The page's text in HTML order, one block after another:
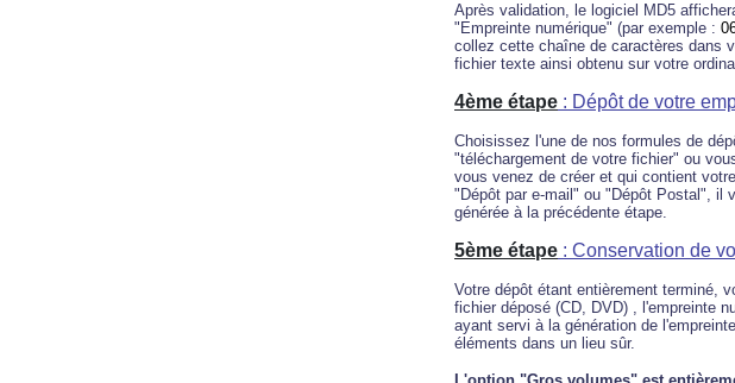
Après validation, le logiciel MD5
"Empreinte numérique" (par exemple :
collez cette chaîne de caractères dans
fichier texte ainsi obtenu sur votre
4ème étape : Dépôt de votre
Choisissez l'une de nos formules de
"téléchargement de votre fichier" ou
vous venez de créer et qui contient
"Dépôt par e-mail" ou "Dépôt Postal", il
générée à la précédente étape.
5ème étape : Conservation de
Votre dépôt étant entièrement terminé,
fichier déposé (CD, DVD) , l'empreinte
ayant servi à la génération de
éléments dans un lieu sûr.